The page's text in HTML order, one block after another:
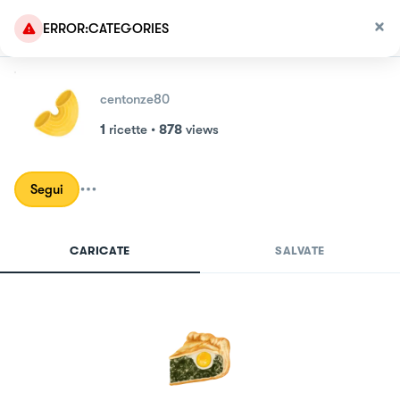
ERROR:CATEGORIES
centonze80
1 ricette • 878 views
Segui
CARICATE SALVATE